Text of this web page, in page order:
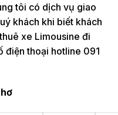
tôi có dịch vụ giao
khách khi biết khách
xe Limousine đi
điện thoại hotline 091